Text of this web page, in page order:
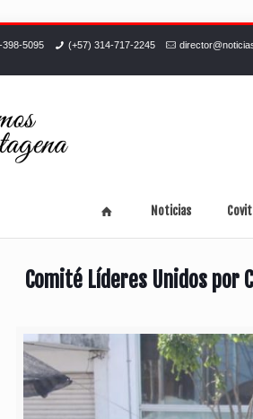
398-5095 (+57) 314-717-2245
Noticias Covit
Comité Líderes Unidos por